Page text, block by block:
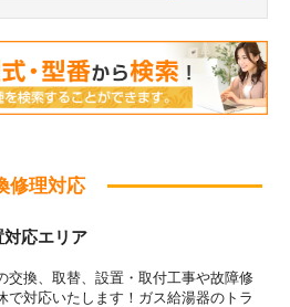
修理対応
応エリア
交換、取替、設置・取付工事や故障修
で対応いたします！ガス給湯器のトラ